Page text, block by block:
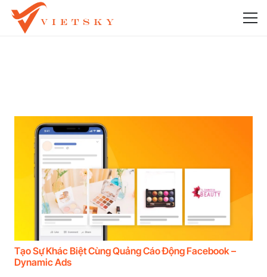
Tạo Sự Khác Biệt Cùng Quảng Cáo Động Facebook –
Dynamic Ads